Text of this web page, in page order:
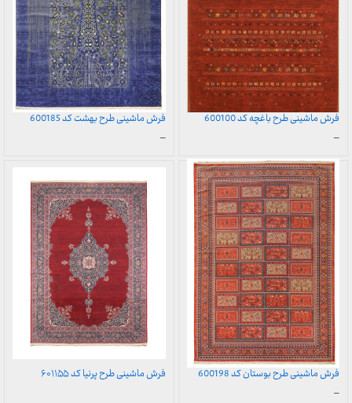
فرش ماشینی طرح باغچه کد 600100
–محدوده
899,000 تومان
تا
23,999,000 تومان
فرش ماشینی طرح بهشت کد 600185
–محدوده
23,999,000 تومان
فرش ماشینی طرح بوستان کد 600198
–محدوده
فرش ماشینی طرح پرنیا کد ۶۰۱۱۵۵